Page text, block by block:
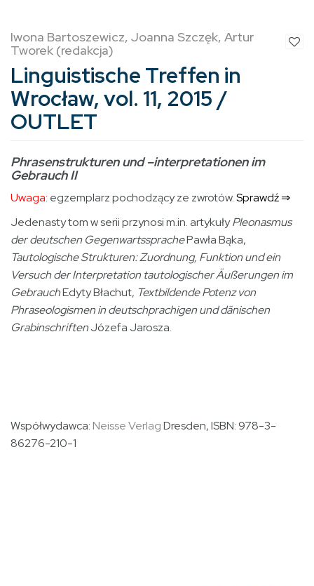
Iwona Bartoszewicz, Joanna Szczęk, Artur
Tworek (redakcja)
Linguistische Treffen in
Wrocław, vol. 11, 2015 /
OUTLET
Phrasenstrukturen und –interpretationen im
Gebrauch II
Uwaga: egzemplarz pochodzący ze zwrotów.Sprawdź ⇒
Jedenasty tom w serii przynosi m.in. artykułyPleonasmus
der deutschen GegenwartssprachePawła Bąka,
Tautologische Strukturen: Zuordnung, Funktion und ein
Versuch der Interpretation tautologischer Äußerungen im
GebrauchEdyty Błachut, Textbildende Potenz von
Phraseologismen in deutschprachigen und dänischen
GrabinschriftenJózefa Jarosza.
Współwydawca: Neisse VerlagDresden, ISBN: 978-3-
86276-210-1